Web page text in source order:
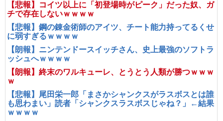
【悲報】コイツ以上に「初登場時がピーク」だった奴、ガ
チで存在しないｗｗｗｗ
【悲報】鋼の錬金術師のアイツ、チート能力持ってるくせ
に弱すぎるｗｗｗｗ
【朗報】ニンテンドースイッチさん、史上最強のソフトラ
ッシュへｗｗｗｗ
【朗報】終末のワルキューレ、とうとう人類が勝つｗｗｗ
ｗ
【悲報】尾田栄一郎「まさかシャンクスがラスボスとは誰
も思わまい」読者「シャンクスラスボスじゃね？」←結果
ｗｗｗｗ